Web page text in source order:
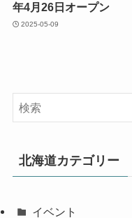
年4月26日オープン
2025-05-09
北海道カテゴリー
イベント